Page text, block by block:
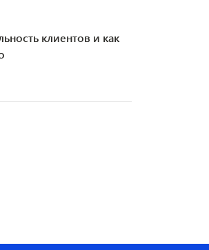
клиентов и как